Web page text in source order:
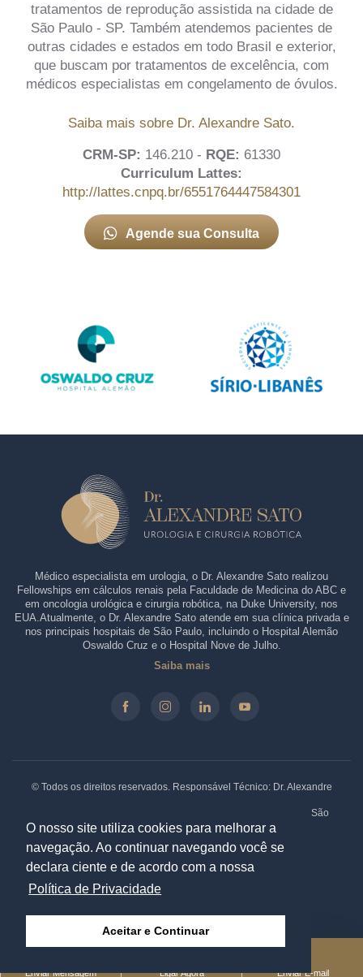
O nosso site utiliza cookies para melhorar a
navegação. Ao continuar navegando você se
declara ciente e de acordo com a nossa
Política de Privacidade
Aceitar e Continuar
tratamentos de reprodução assistida na cidade de
São Paulo - SP. Também atendemos pacientes de
outras cidades e estados em todo Brasil e exterior,
que buscam por tratamentos de excelência, com
médicos especialistas em congelamento de óvulos.
Saiba mais sobre Dr. Alexandre Sato.
CRM-SP: 146.210 - RQE: 61330
Curriculum Lattes:
http://lattes.cnpq.br/6551764447584301
Agende sua Consulta
Enviar Mensagem Ligar Agora Enviar E-mail
Médico especialista em urologia, o Dr. Alexandre Sato realizou
Fellowships em cálculos renais pela Faculdade de Medicina do ABC e
em oncologia urológica e cirurgia robótica, na Duke University, nos
EUA.Atualmente, o Dr. Alexandre Sato atende em sua clínica privada e
nos principais hospitais de São Paulo, incluindo o Hospital Alemão
Oswaldo Cruz e o Hospital Nove de Julho.
Saiba mais
© Todos os direitos reservados. Responsável Técnico: Dr. Alexandre
Clínica: Rua Borges Lagoa, 913 - Sala 31/32, Vila Clementino. São
Paulo - SP. CEP: 04038-032 |Política de Privacidade
Especialistas em Marketing Médico: